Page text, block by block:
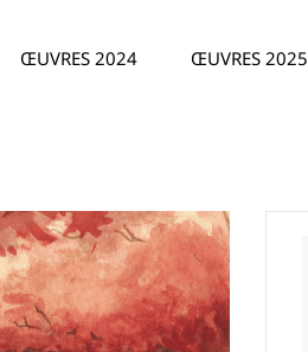
ŒUVRES 2024 ŒUVRES 2025